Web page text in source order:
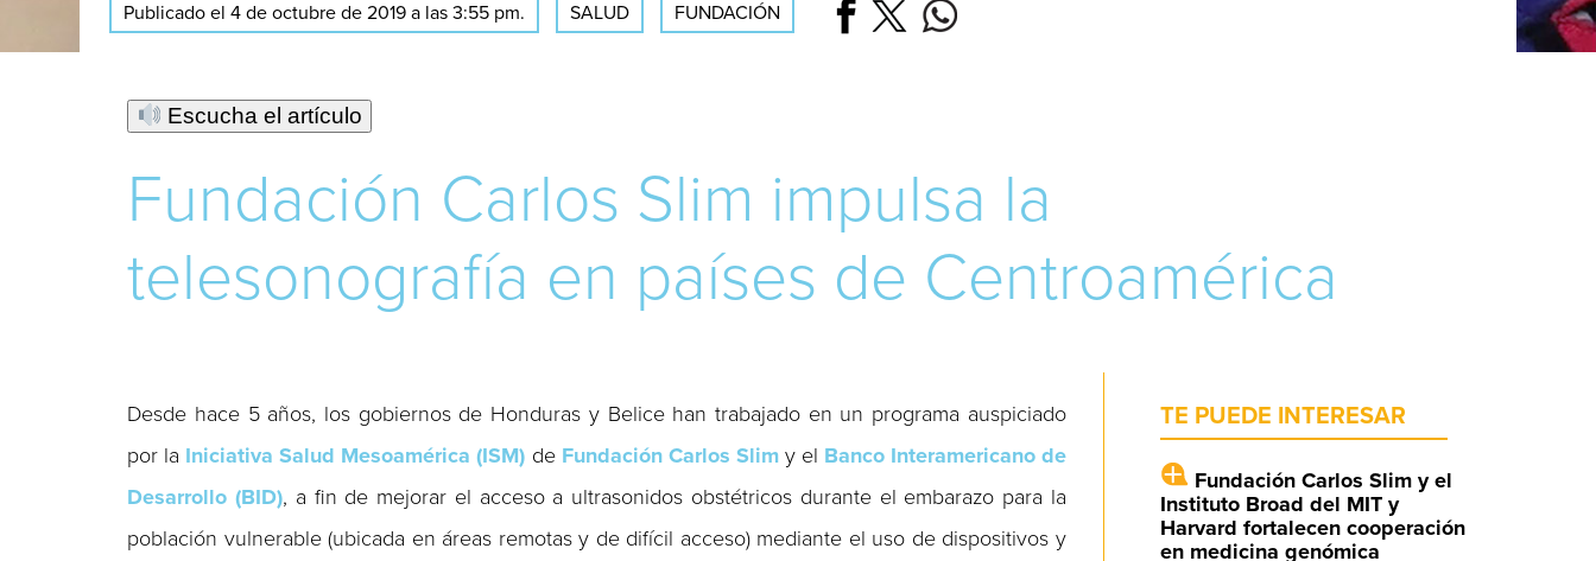
Publicado el 4 de octubre de 2019 a las 3:55 pm. SALUD FUNDACIÓN
Escucha el artículo
Fundación Carlos Slim impulsa la
telesonografía en países de Centroamérica
Desde hace 5 años, los gobiernos de Honduras y Belice han trabajado en un programa auspiciado
por la Iniciativa Salud Mesoamérica (ISM) de Fundación Carlos Slimy el Banco Interamericano de
Desarrollo (BID), a fin de mejorar el acceso a ultrasonidos obstétricos durante el embarazo para la
población vulnerable (ubicada en áreas remotas y de difícil acceso) mediante el uso de dispositivos y
TE PUEDE INTERESAR
Fundación Carlos Slim y el
Instituto Broad del MIT y
Harvard fortalecen cooperación
en medicina genómica